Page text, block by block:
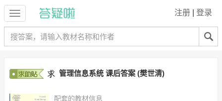
注册 登录
管理信息系统 课后答案 (樊世清)
配套的教材信息